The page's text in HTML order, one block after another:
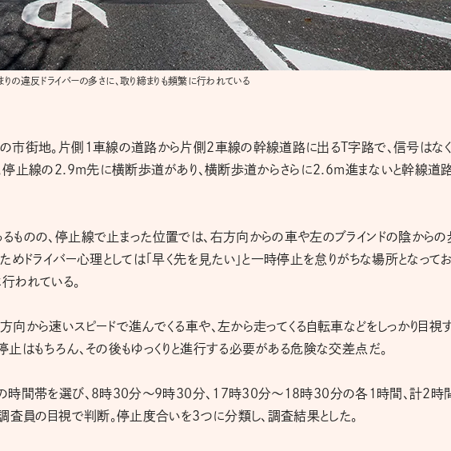
の違反ドライバーの多さに、取り締まりも頻繁に行われている
市街地。片側1車線の道路から片側2車線の幹線道路に出るT字路で、信号はなく
停止線の2.9m先に横断歩道があり、横断歩道からさらに2.6m進まないと幹線道
ものの、停止線で止まった位置では、右方向からの車や左のブラインドの陰からの
めドライバー心理としては「早く先を見たい」と一時停止を怠りがちな場所となって
われている。
から速いスピードで進んでくる車や、左から走ってくる自転車などをしっかり目視
はもちろん、その後もゆっくりと進行する必要がある危険な交差点だ。
時間帯を選び、8時30分〜9時30分、17時30分〜18時30分の各1時間、計2時
査員の目視で判断。停止度合いを3つに分類し、調査結果とした。